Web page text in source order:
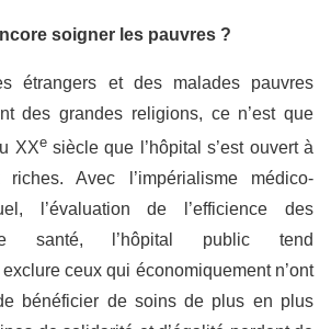
soigner les pauvres ?
étrangers et des malades pauvres
des grandes religions, ce n’est que
XXesiècle que l’hôpital s’est ouvert à
Avec l’impérialisme médico-
l’évaluation de l’efficience des
santé, l’hôpital public tend
ceux qui économiquement n’ont
bénéficier de soins de plus en plus